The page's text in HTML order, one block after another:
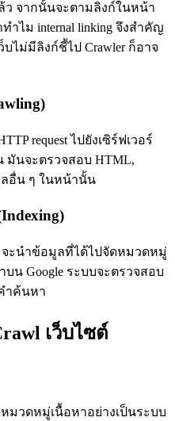
ว จากนั้นจะตามลิงก์ในหน้า
ำไม internal linking จึงสำคัญ
ไม่มีลิงก์ชี้ไป Crawler ก็อาจ
request ไปยังเซิร์ฟเวอร์
มันจะตรวจสอบ HTML,
อื่น ๆ ในหน้านั้น
จะนำข้อมูลที่ได้ไปจัดหมวดหมู่
น Google ระบบจะตรวจสอบ
ำค้นหา
เว็บไซต์
มวดหมู่เนื้อหาอย่างเป็นระบบ